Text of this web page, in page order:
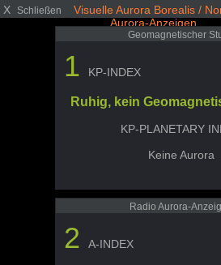
X Schließen
Visuelle Aurora Borealis /
Aurora-Anzeigen
Geomagnetischer
1 KP-INDEX
Ruhig, kein
KP-PLANETARY
Keine Aurora
Radio Aurora-
2 A-INDEX